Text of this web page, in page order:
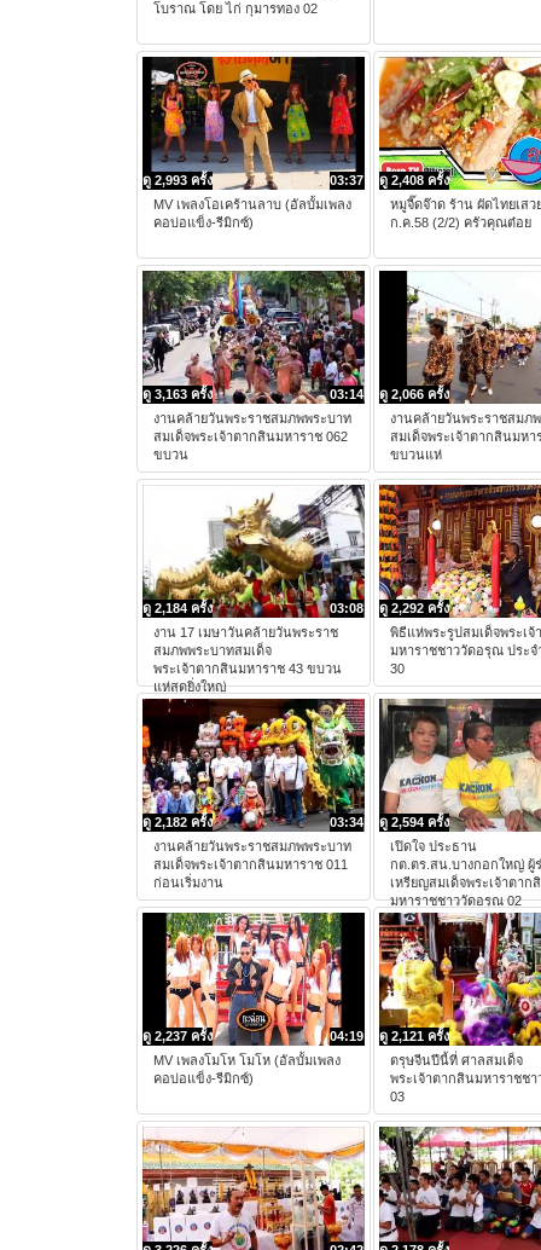
โบราณ โดย ไก่ กุมารทอง 02
03:37
ดู 2,993 ครั้ง
MV เพลงโอเคร้านลาบ (อัลบั้มเพลง
คอบ่อแข็ง-รีมิกซ์)
ดู 2,408 ครั้ง
หมูจี๊ดจ๊าด ร้าน ผัดไทยเสว
ก.ค.58 (2/2) ครัวคุณต๋อย
03:14
ดู 3,163 ครั้ง
งานคล้ายวันพระราชสมภพพระบาท
สมเด็จพระเจ้าตากสินมหาราช 062
ขบวน
ดู 2,066 ครั้ง
งานคล้ายวันพระราชสมภ
สมเด็จพระเจ้าตากสินมหา
ขบวนแห่
03:08
ดู 2,184 ครั้ง
งาน 17 เมษาวันคล้ายวันพระราช
สมภพพระบาทสมเด็จ
พระเจ้าตากสินมหาราช 43 ขบวน
แห่สุดยิ่งใหญ่
ดู 2,292 ครั้ง
พิธีแห่พระรูปสมเด็จพระเจ้
มหาราชชาววัดอรุณ ประจ
30
03:34
ดู 2,182 ครั้ง
งานคล้ายวันพระราชสมภพพระบาท
สมเด็จพระเจ้าตากสินมหาราช 011
ก่อนเริ่มงาน
ดู 2,594 ครั้ง
เปิดใจ ประธาน
กต.ตร.สน.บางกอกใหญ่ ผู้
เหรียญสมเด็จพระเจ้าตาก
มหาราชชาววัดอรุณ 02
04:19
ดู 2,237 ครั้ง
MV เพลงโมโห โมโห (อัลบั้มเพลง
คอบ่อแข็ง-รีมิกซ์)
ดู 2,121 ครั้ง
ตรุษจีนปีนี้ที่ ศาลสมเด็จ
พระเจ้าตากสินมหาราชช
03